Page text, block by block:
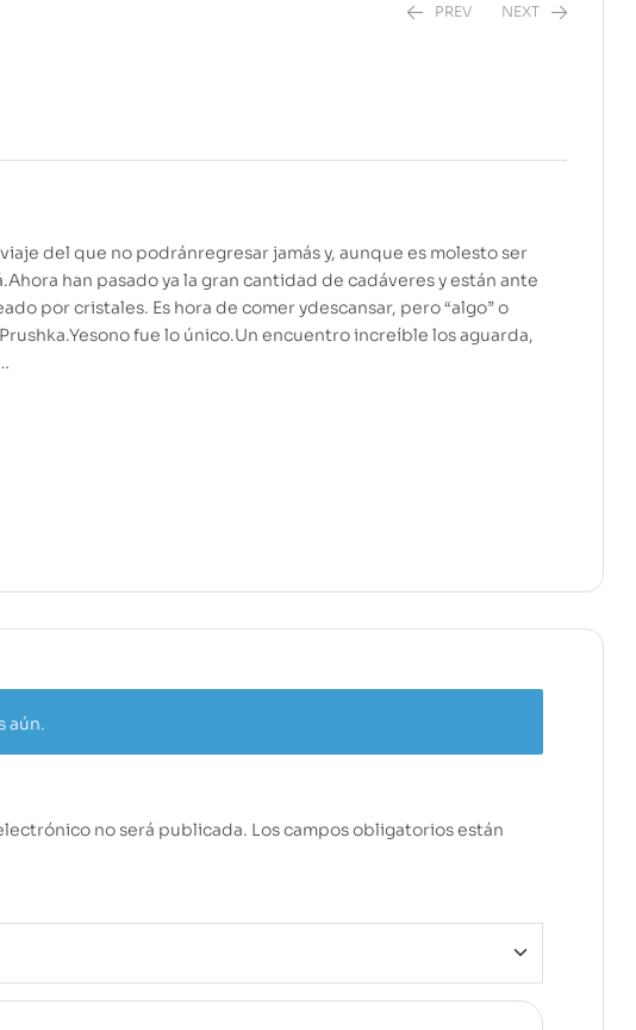
PREV NEXT
del que no podránregresar jamás y, aunque es molesto ser
han pasado ya la gran cantidad de cadáveres y están ante
por cristales. Es hora de comer ydescansar, pero “algo” o
fue lo único.Un encuentro increíble los aguarda,
aún.
no será publicada. Los campos obligatorios están